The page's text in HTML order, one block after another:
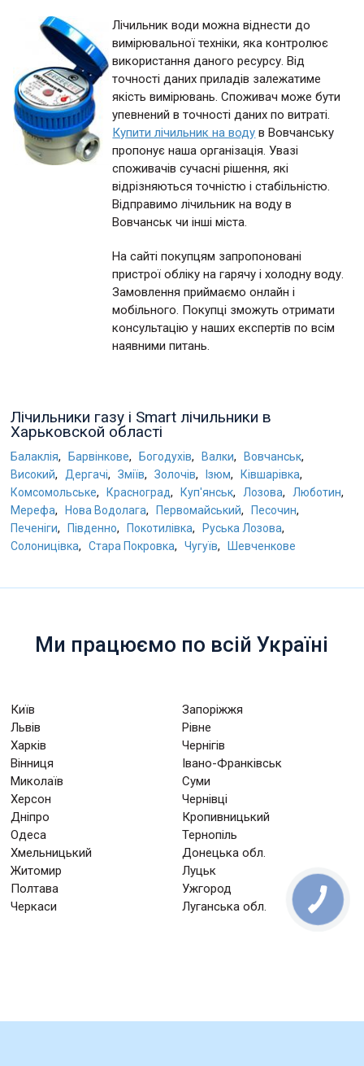
Лічильник води можна віднести до
вимірювальної техніки, яка контролює
використання даного ресурсу. Від
точності даних приладів залежатиме
якість вимірювань. Споживач може бути
упевнений в точності даних по витраті.
Купити лічильник на воду в Вовчанську
пропонує наша організація. Увазі
споживачів сучасні рішення, які
відрізняються точністю і стабільністю.
Відправимо лічильник на воду в
Вовчанськ чи інші міста.
На сайті покупцям запропоновані
пристрої обліку на гарячу і холодну воду.
Замовлення приймаємо онлайн і
мобільного. Покупці зможуть отримати
консультацію у наших експертів по всім
наявними питань.
Лічильники газу і Smart лічильники в
Харьковской області
Балаклія, Барвінкове, Богодухів, Валки, Вовчанськ,
Високий, Дергачі, Зміїв, Золочів, Ізюм, Ківшарівка,
Комсомольське, Красноград, Куп'янськ, Лозова, Люботин,
Мерефа, Нова Водолага, Первомайський, Песочин,
Печеніги, Південно, Покотилівка, Руська Лозова,
Солоницівка, Стара Покровка, Чугуїв, Шевченкове
Ми працюємо по всій Україні
Київ
Запоріжжя
Львів
Рівне
Харків
Чернігів
Вінниця
Івано-Франківськ
Миколаїв
Суми
Херсон
Чернівці
Дніпро
Кропивницький
Одеса
Тернопіль
Хмельницький
Донецька обл.
Житомир
Луцьк
Полтава
Ужгород
Черкаси
Луганська обл.